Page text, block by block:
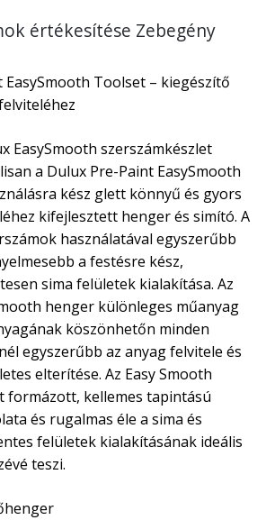
értékesítése Zebegény
EasySmooth Toolset – kiegészítő
EasySmooth szerszámkészlet
a Dulux Pre-Paint EasySmooth
kész glett könnyű és gyors
kifejlesztett henger és simító. A
használatával egyszerűbb
a festésre kész,
sima felületek kialakítása. Az
henger különleges műanyag
köszönhetőn minden
egyszerűbb az anyag felvitele és
elterítése. Az Easy Smooth
formázott, kellemes tapintású
és rugalmas éle a sima és
felületek kialakításának ideális
teszi.